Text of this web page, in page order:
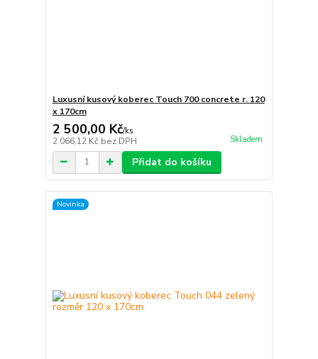
Luxusní kusový koberec Touch 700 concrete r. 120
x 170cm
2 500,00 Kč/ks
2 066,12 Kč bez DPH Skladem
Přidat do košíku
Novinka